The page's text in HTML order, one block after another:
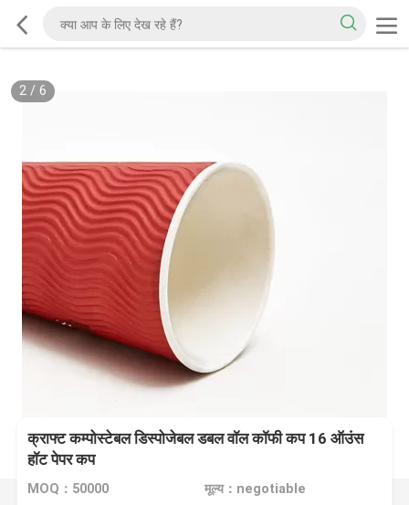
2/ 6
क्राफ्ट कम्पोस्टेबल डिस्पोजेबल डबल वॉल कॉफी कप 16 ऑउंस
हॉट पेपर कप
MOQ：50000 मूल्य：negotiable